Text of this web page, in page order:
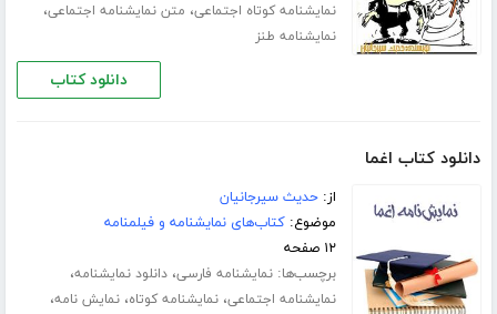
نمایشنامه کوتاه اجتماعی، متن نمایشنامه اجتماعی،
نمایشنامه طنز
دانلود کتاب
دانلود کتاب اغما
از:حدیث سیرجانیان
موضوع:کتاب‌های نمایشنامه و فیلمنامه
۱۲ صفحه
برچسب‌ها:نمایشنامه فارسی،دانلود نمایشنامه،
نمایشنامه اجتماعی،نمایشنامه کوتاه،نمایش نامه،